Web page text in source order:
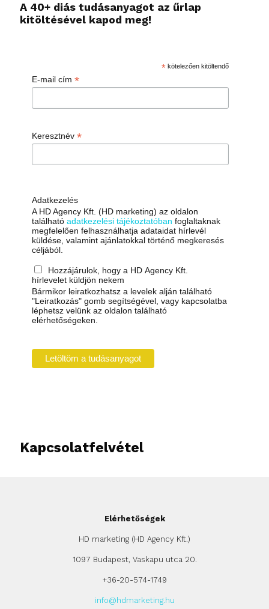
A 40+ diás tudásanyagot az űrlap
kitöltésével kapod meg!
* kötelezően kitöltendő
E-mail cím *
Keresztnév *
Adatkezelés
A HD Agency Kft. (HD marketing) az oldalon
található adatkezelési tájékoztatóban foglaltaknak
megfelelően felhasználhatja adataidat hírlevél
küldése, valamint ajánlatokkal történő megkeresés
céljából.
Hozzájárulok, hogy a HD Agency Kft.
hírlevelet küldjön nekem
Bármikor leiratkozhatsz a levelek alján található
"Leiratkozás" gomb segítségével, vagy kapcsolatba
léphetsz velünk az oldalon található
elérhetőségeken.
Kapcsolatfelvétel
Elérhetőségek
HD marketing (HD Agency Kft.)
1097 Budapest, Vaskapu utca 20.
+36-20-574-1749
info@hdmarketing.hu